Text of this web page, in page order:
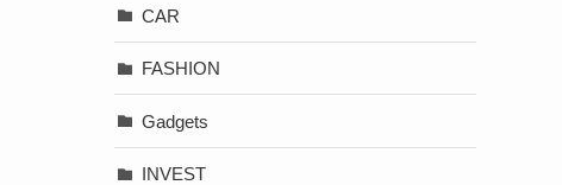
CAR
FASHION
Gadgets
INVEST